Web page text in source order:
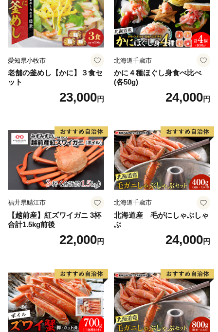
愛知県小牧市
老舗の釜めし【かに】３食セ
ット
23,000円
北海道千歳市
かに４種ほぐし身食べ比べ
(各50g)
24,000円
福井県鯖江市
【越前産】紅ズワイガニ 3杯
合計1.5kg前後
22,000円
北海道千歳市
北海道産 毛がにしゃぶしゃ
ぶ
24,000円